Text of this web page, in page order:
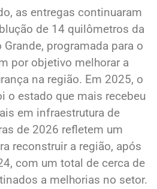
as entregas continuaram
de 14 quilômetros da
Grande, programada para o
por objetivo melhorar a
na região. Em 2025, o
o estado que mais recebeu
em infraestrutura de
de 2026 refletem um
reconstruir a região, após
com um total de cerca de
a melhorias no setor.